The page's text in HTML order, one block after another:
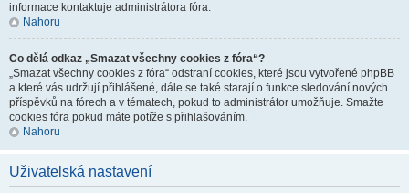
informace kontaktuje administrátora fóra.
Nahoru
Co dělá odkaz „Smazat všechny cookies z fóra“?
„Smazat všechny cookies z fóra“ odstraní cookies, které jsou vytvořené phpBB
a které vás udržují přihlášené, dále se také starají o funkce sledování nových
příspěvků na fórech a v tématech, pokud to administrátor umožňuje. Smažte
cookies fóra pokud máte potíže s přihlašováním.
Nahoru
Uživatelská nastavení